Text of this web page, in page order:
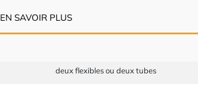
EN SAVOIR PLUS
deux flexibles ou deux tubes